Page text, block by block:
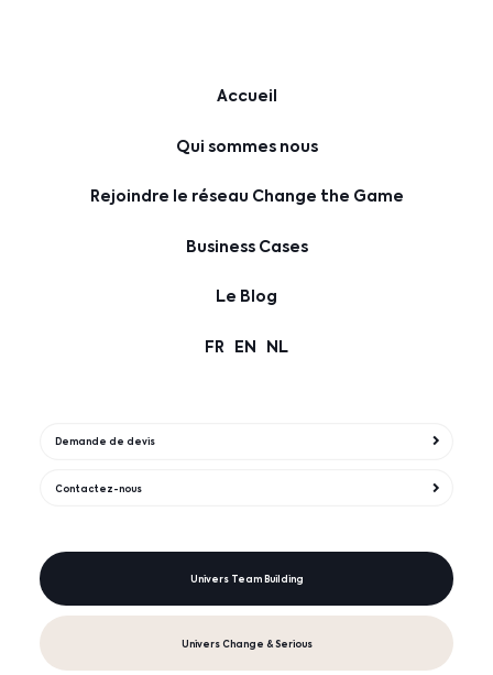
Accueil
Qui sommes nous
Rejoindre le réseau Change the Game
Business Cases
Le Blog
FR EN NL
Demande de devis
Contactez-nous
Univers Team Building
Univers Change & Serious